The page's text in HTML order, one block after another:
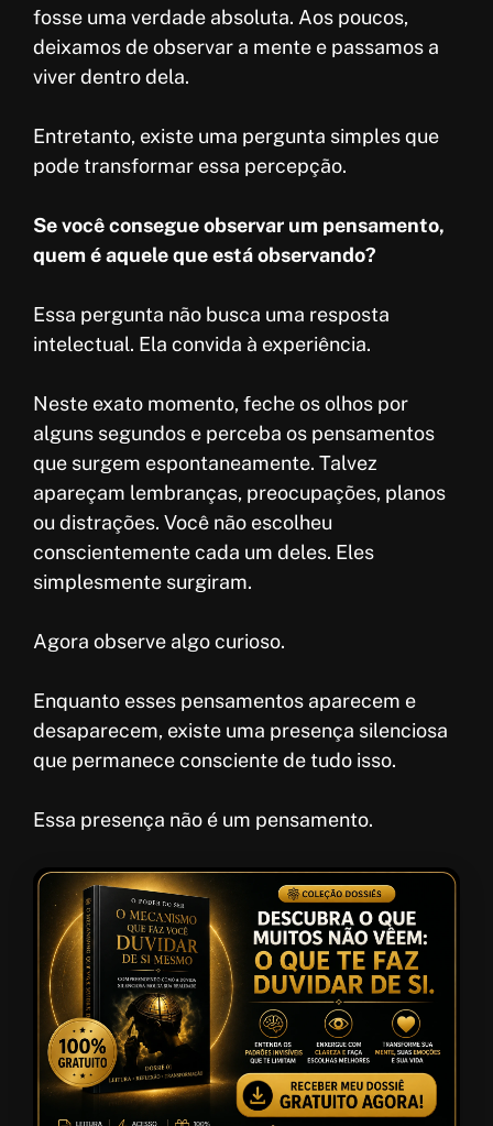
fosse uma verdade absoluta. Aos poucos,
deixamos de observar a mente e passamos a
viver dentro dela.
Entretanto, existe uma pergunta simples que
pode transformar essa percepção.
Se você consegue observar um pensamento,
quem é aquele que está observando?
Essa pergunta não busca uma resposta
intelectual. Ela convida à experiência.
Neste exato momento, feche os olhos por
alguns segundos e perceba os pensamentos
que surgem espontaneamente. Talvez
apareçam lembranças, preocupações, planos
ou distrações. Você não escolheu
conscientemente cada um deles. Eles
simplesmente surgiram.
Agora observe algo curioso.
Enquanto esses pensamentos aparecem e
desaparecem, existe uma presença silenciosa
que permanece consciente de tudo isso.
Essa presença não é um pensamento.